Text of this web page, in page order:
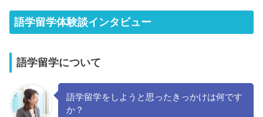
語学留学体験談インタビュー
語学留学について
語学留学をしようと思ったきっかけは何です
か？